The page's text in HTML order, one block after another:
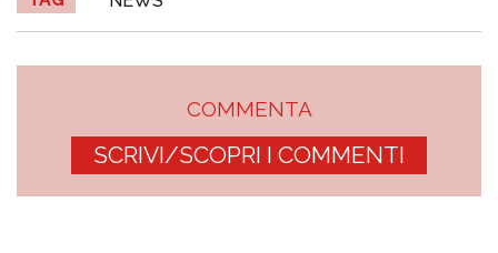
COMMENTA
SCRIVI/SCOPRI I COMMENTI